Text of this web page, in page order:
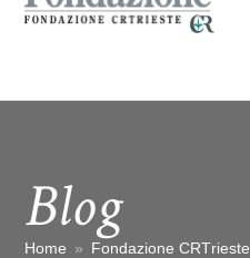
Blog
Home » Fondazione CRTrieste